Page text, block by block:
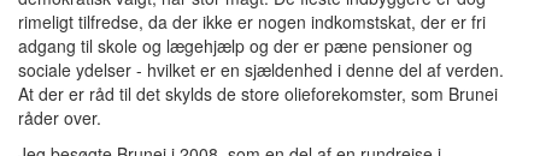
rimeligt tilfredse, da der ikke er nogen indkomstskat, der er fri
adgang til skole og lægehjælp og der er pæne pensioner og
sociale ydelser - hvilket er en sjældenhed i denne del af verden.
At der er råd til det skylds de store olieforekomster, som Brunei
råder over.